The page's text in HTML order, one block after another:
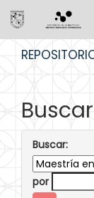
Buscar
Buscar:
por